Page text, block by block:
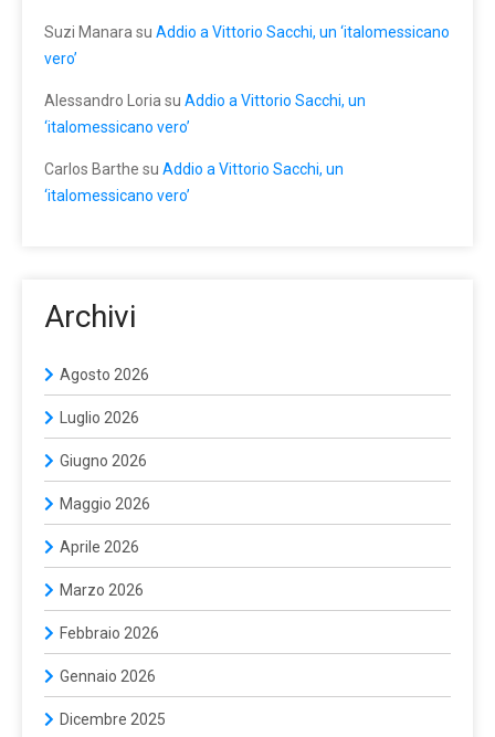
Suzi Manara su Addio a Vittorio Sacchi, un ‘italomessicano
vero’
Alessandro Loria su Addio a Vittorio Sacchi, un
‘italomessicano vero’
Carlos Barthe su Addio a Vittorio Sacchi, un
‘italomessicano vero’
Archivi
Agosto 2026
Luglio 2026
Giugno 2026
Maggio 2026
Aprile 2026
Marzo 2026
Febbraio 2026
Gennaio 2026
Dicembre 2025